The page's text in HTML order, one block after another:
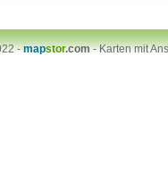
-mapstor.com-Karten mit